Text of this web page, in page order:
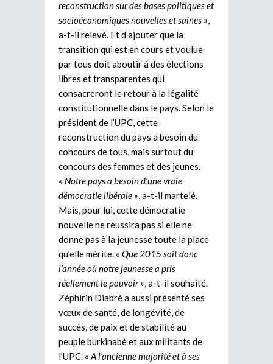
reconstruction sur des bases politiques et
socioéconomiques nouvelles et saines »
a-t-il relevé. Et d’ajouter que la
transition qui est en cours et voulue
par tous doit aboutir à des élections
libres et transparentes qui
consacreront le retour à la légalité
constitutionnelle dans le pays. Selon le
président de l’UPC, cette
reconstruction du pays a besoin du
concours de tous, mais surtout du
concours des femmes et des jeunes.
« Notre pays a besoin d’une vraie
démocratie libérale » , a-t-il martelé.
Mais, pour lui, cette démocratie
nouvelle ne réussira pas si elle ne
donne pas à la jeunesse toute la place
qu’elle mérite. « Que 2015 soit donc
l’année où notre jeunesse a pris
réellement le pouvoir » , a-t-il souhaité.
Zéphirin Diabré a aussi présenté ses
vœux de santé, de longévité, de
succès, de paix et de stabilité au
peuple burkinabè et aux militants de
l’UPC. « A l’ancienne majorité et à ses